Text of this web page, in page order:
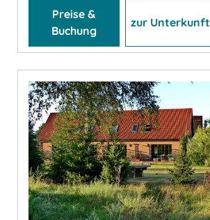
Preise &
Buchung
zur Unterkunft